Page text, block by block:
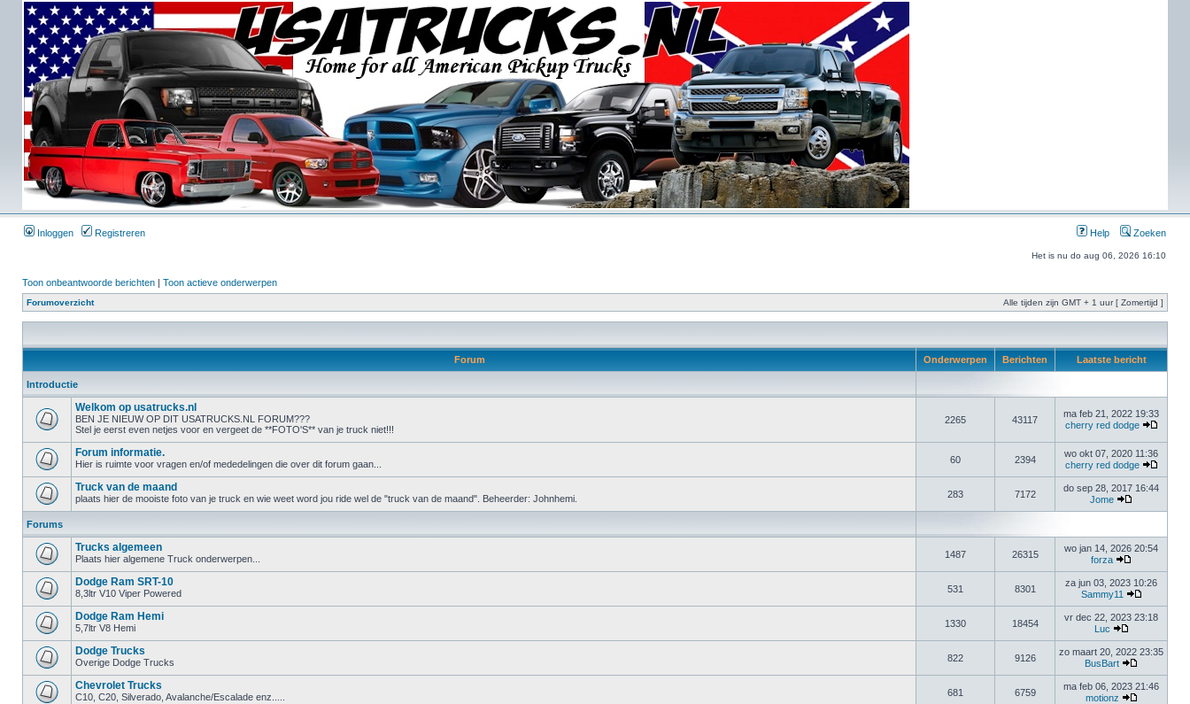
Inloggen Registreren Help Zoeken
Het is nu do aug 06, 2026 16:10
Toon onbeantwoorde berichten | Toon actieve onderwerpen
Forumoverzicht Alle tijden zijn GMT + 1 uur [ Zomertijd ]
Forum Onderwerpen Berichten Laatste bericht
Introductie
Welkom op usatrucks.nl
BEN JE NIEUW OP DIT USATRUCKS.NL FORUM???
Stel je eerst even netjes voor en vergeet de **FOTO'S** van je truck niet!!!
2265 43117
ma feb 21, 2022 19:33
cherry red dodge
Forum informatie.
Hier is ruimte voor vragen en/of mededelingen die over dit forum gaan... 60 2394
wo okt 07, 2020 11:36
cherry red dodge
Truck van de maand
plaats hier de mooiste foto van je truck en wie weet word jou ride wel de "truck van de maand". Beheerder: Johnhemi. 283 7172
do sep 28, 2017 16:44
Jome
Forums
Trucks algemeen
Plaats hier algemene Truck onderwerpen... 1487 26315
wo jan 14, 2026 20:54
forza
Dodge Ram SRT-10
8,3ltr V10 Viper Powered 531 8301
za jun 03, 2023 10:26
Sammy11
Dodge Ram Hemi
5,7ltr V8 Hemi 1330 18454
vr dec 22, 2023 23:18
Luc
Dodge Trucks
Overige Dodge Trucks 822 9126
zo maart 20, 2022 23:35
BusBart
Chevrolet Trucks
C10, C20, Silverado, Avalanche/Escalade enz..... 681 6759
ma feb 06, 2023 21:46
motionz